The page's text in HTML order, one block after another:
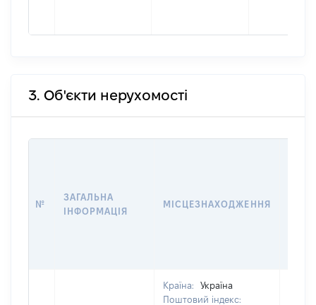
3. Об'єкти нерухомості
№
ЗАГАЛЬНА
ІНФОРМАЦІЯ
МІСЦЕЗНАХОДЖЕННЯ
Країна:
Україна
Поштовий індекс: